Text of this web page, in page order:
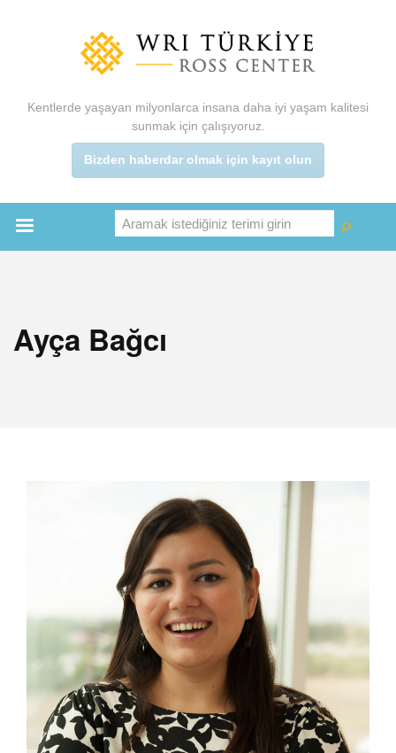
Kentlerde yaşayan milyonlarca insana daha iyi yaşam kalitesi
sunmak için çalışıyoruz.
Bizden haberdar olmak için kayıt olun
Ara
Ara
Ayça Bağcı